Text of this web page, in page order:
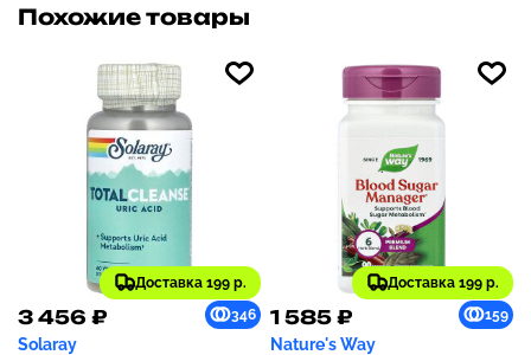
Похожие товары
Доставка 199 р.
3 456 ₽ 346
Solaray
Доставка 199 р.
1 585 ₽ 159
Nature's Way